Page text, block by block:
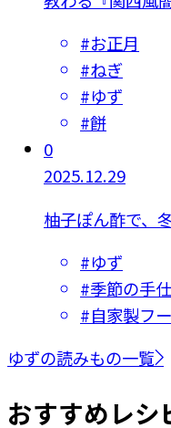
#お正月
#ねぎ
#ゆず
#餅
0
2025.12.29
柚子ぽん酢で、
#ゆず
#季節の手
#自家製フ
ゆずの読みもの一覧
おすすめレシ